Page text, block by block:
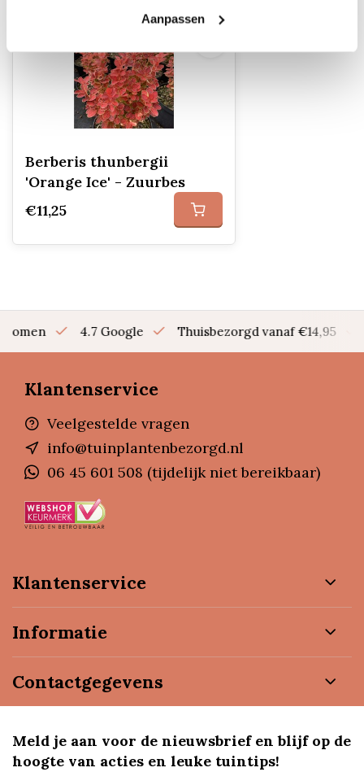
Aanpassen
Berberis thunbergii
'Orange Ice' - Zuurbes
€11,25
bomen 4.7 Google Thuisbezorgd vanaf €14,95
Klantenservice
Veelgestelde vragen
info@tuinplantenbezorgd.nl
06 45 601 508 (tijdelijk niet bereikbaar)
Klantenservice
Informatie
Contactgegevens
Meld je aan voor de nieuwsbrief en blijf op de
hoogte van acties en leuke tuintips!